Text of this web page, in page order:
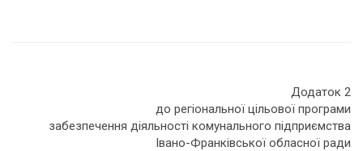
Додаток 2
до регіональної цільової програми
забезпечення діяльності комунального підприємства
Івано-Франківської обласної ради